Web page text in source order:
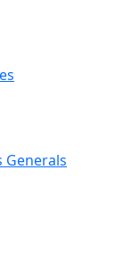
Generals